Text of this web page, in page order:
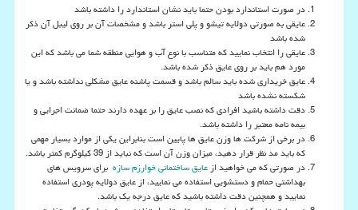
در صورت استاندارد بودن حتما باید نشان استاندارد را داشته باشد
عایقی به صورتی دولایه تیشو و پلی استر باشد و مشخصات آن بر روی لیبل آن ذکر
شده باشد
عایقی را انتخاب نمایید که متناسب با نوع آب و هوایی منطقه شما می باشد که این
مورد هم باید بر روی عایق ذکر شده باشد.
عایق خریداری شده باید سالم باشد و قسمت پاشنه عایق مشکلی نداشته باشد و یا
شکسته نشده باشد
دقت داشته باشید افرادی که نصب عایق را بر عهده دارند حتما ضمانت اجرایی و
بیمه نامه معتبر را داشته باشد.
در برخی از شرکت ها وزن عایق ها پایین است بنابراین یکی از موارد بسیار مهمی
که باید مد نظر قرار دهید، میزان وزن آن است که نباید از 39 کیلوگرم کمتر باشد.
در صورتی که می خواهید از عایق ساختمانی خوارزم سازه برای سرویس های
بهداشتی حمام و دستشویی استفاده می نمایید، از عایق دولایه پودری استفاده
نمایید و همچنین دقت داشته باشید که عایق درجه یک باشد.